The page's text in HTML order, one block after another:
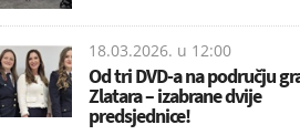
18.03.2026. u 12:00
Od tri DVD-a na području
Zlatara – izabrane dvije
predsjednice!